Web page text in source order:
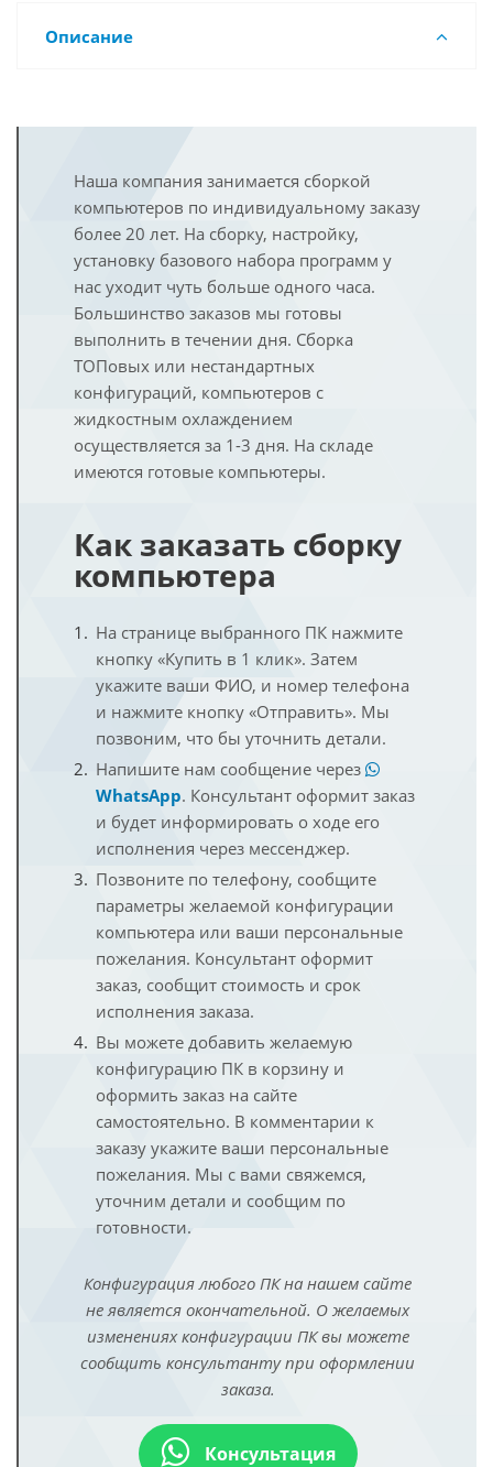
Описание
Наша компания занимается сборкой
компьютеров по индивидуальному заказу
более 20 лет. На сборку, настройку,
установку базового набора программ у
нас уходит чуть больше одного часа.
Большинство заказов мы готовы
выполнить в течении дня. Сборка
ТОПовых или нестандартных
конфигураций, компьютеров с
жидкостным охлаждением
осуществляется за 1-3 дня. На складе
имеются готовые компьютеры.
Как заказать сборку
компьютера
На странице выбранного ПК нажмите
кнопку «Купить в 1 клик». Затем
укажите ваши ФИО, и номер телефона
и нажмите кнопку «Отправить». Мы
позвоним, что бы уточнить детали.
Напишите нам сообщение через
WhatsApp. Консультант оформит заказ
и будет информировать о ходе его
исполнения через мессенджер.
Позвоните по телефону, сообщите
параметры желаемой конфигурации
компьютера или ваши персональные
пожелания. Консультант оформит
заказ, сообщит стоимость и срок
исполнения заказа.
Вы можете добавить желаемую
конфигурацию ПК в корзину и
оформить заказ на сайте
самостоятельно. В комментарии к
заказу укажите ваши персональные
пожелания. Мы с вами свяжемся,
уточним детали и сообщим по
готовности.
Конфигурация любого ПК на нашем сайте
не является окончательной. О желаемых
изменениях конфигурации ПК вы можете
сообщить консультанту при оформлении
заказа.
Консультация